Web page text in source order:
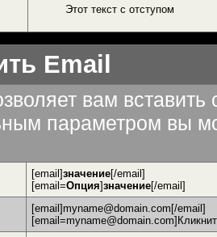
Этот текст с отступом
Email
вам
параметром вы
[email]значение[/email]
[email=Опция]значение[/email]
[email]myname@domain.com[/email]